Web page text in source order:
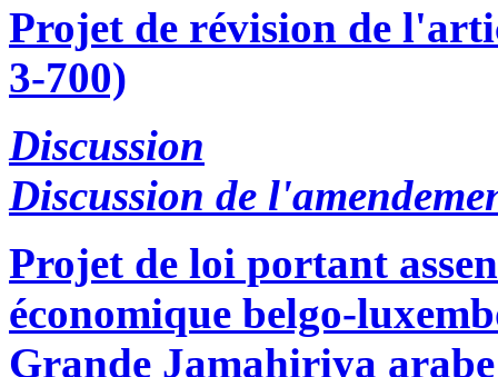
Projet de révision de
3-700)
Discussion
Discussion de
Projet de loi portant
économique belgo-
Grande Jamahiriya